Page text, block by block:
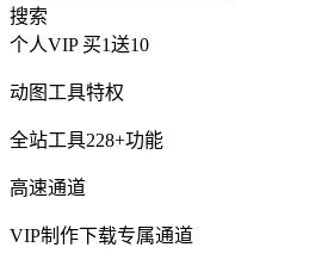
搜索
个人VIP 买1送10
动图工具特权
全站工具228+功能
高速通道
VIP制作下载专属通道